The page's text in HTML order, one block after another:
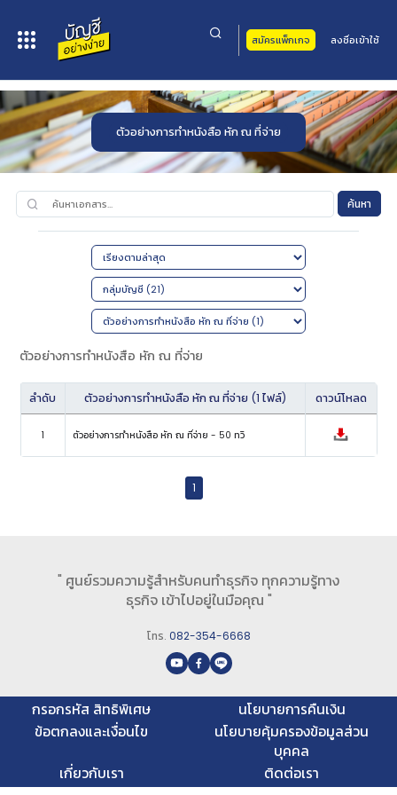
สมัครแพ็กเกจ ลงชื่อเข้าใช้
ตัวอย่างการทำหนังสือ หัก ณ ที่จ่าย
ค้นหา
ตัวอย่างการทำหนังสือ หัก ณ ที่จ่าย
ลำดับ ตัวอย่างการทำหนังสือ หัก ณ ที่จ่าย (1 ไฟล์) ดาวน์โหลด
1 ตัวอย่างการทำหนังสือ หัก ณ ที่จ่าย - 50 ทวิ
1
" ศูนย์รวมความรู้สำหรับคนทำธุรกิจ ทุกความรู้ทาง
ธุรกิจ เข้าไปอยู่ในมือคุณ "
โทร. 082-354-6668
กรอกรหัส สิทธิพิเศษ
นโยบายการคืนเงิน
ข้อตกลงและเงื่อนไข
นโยบายคุ้มครองข้อมูลส่วน
บุคคล
เกี่ยวกับเรา
ติดต่อเรา